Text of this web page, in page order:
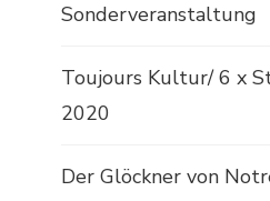
Sonderveranstaltung
Toujours Kultur/ 6 x
2020
Der Glöckner von